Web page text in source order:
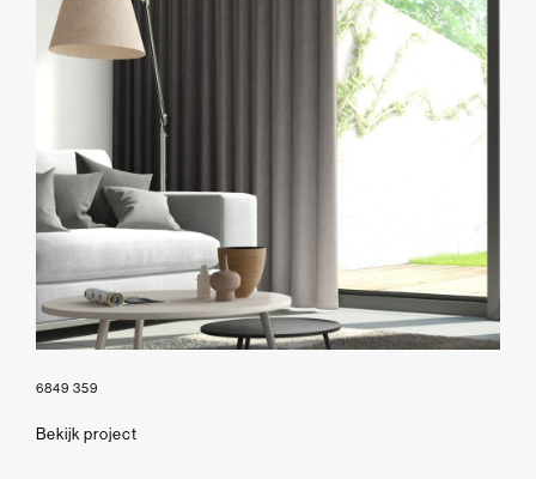
6849 359
Bekijk project